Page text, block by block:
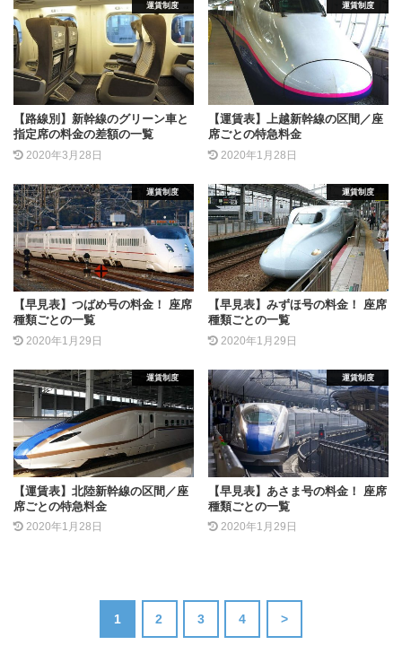
運賃制度
【路線別】新幹線のグリーン車と
指定席の料金の差額の一覧
2020年3月28日
運賃制度
【運賃表】上越新幹線の区間／座
席ごとの特急料金
2020年1月28日
運賃制度
【早見表】つばめ号の料金！ 座席
種類ごとの一覧
2020年1月29日
運賃制度
【早見表】みずほ号の料金！ 座席
種類ごとの一覧
2020年1月29日
運賃制度
【運賃表】北陸新幹線の区間／座
席ごとの特急料金
2020年1月28日
運賃制度
【早見表】あさま号の料金！ 座席
種類ごとの一覧
2020年1月29日
1 2 3 4 >